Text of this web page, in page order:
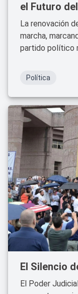
el Futuro
La renovación
marcha,
partido político
Política
El Silencio
El Poder